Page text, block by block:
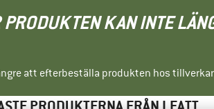
PRODUKTEN KAN INTE
att efterbeställa produkten hos